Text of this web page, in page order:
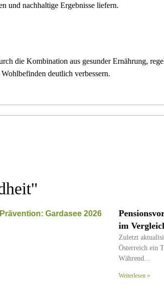
und nachhaltige Ergebnisse liefern.
die Kombination aus gesunder Ernährung,
deutlich verbessern.
"
im
Zuletzt
Österreich ein
Während
Weiterlesen »